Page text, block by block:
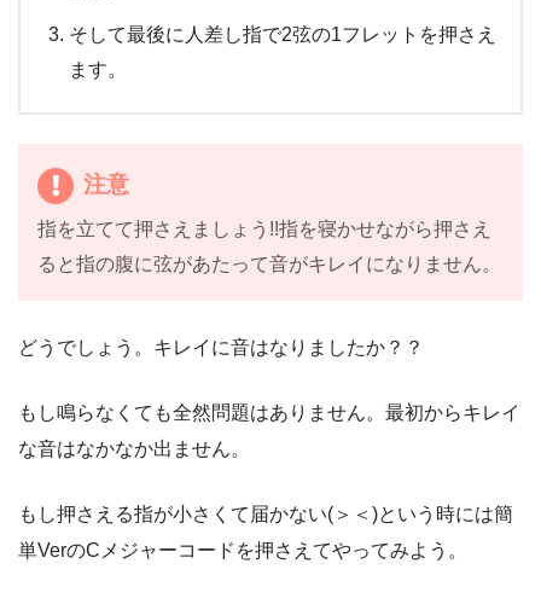
そして最後に人差し指で2弦の1フレットを押さえ
ます。
注意
指を立てて押さえましょう!!指を寝かせながら押さえ
ると指の腹に弦があたって音がキレイになりません。
どうでしょう。キレイに音はなりましたか？？
もし鳴らなくても全然問題はありません。最初からキレイ
な音はなかなか出ません。
もし押さえる指が小さくて届かない(＞＜)という時には簡
単VerのCメジャーコードを押さえてやってみよう。